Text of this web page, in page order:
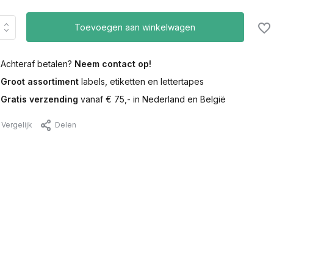
Toevoegen aan winkelwagen
Achteraf betalen? Neem contact op!
Groot assortimentlabels, etiketten en lettertapes
Gratis verzending vanaf € 75,- in Nederland en België
Vergelijk Delen